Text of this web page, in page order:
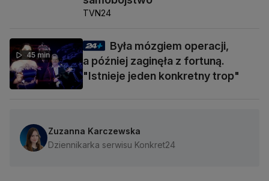
TVN24
45 min
Była mózgiem operacji,
a później zaginęła z fortuną.
"Istnieje jeden konkretny trop"
Zuzanna Karczewska
Dziennikarka serwisu Konkret24